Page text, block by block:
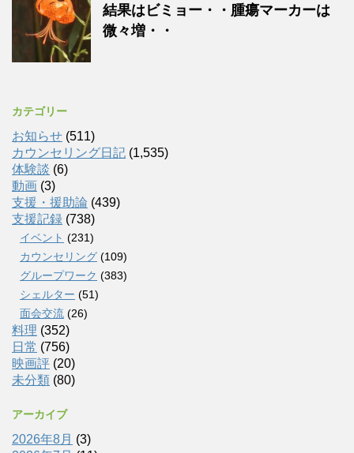
結果はビミョー・・腫瘍マーカーは
微々増・・
カテゴリー
お知らせ (511)
カウンセリング日記 (1,535)
体験談 (6)
動画 (3)
支援・援助論 (439)
支援記録 (738)
イベント (231)
カウンセリング (109)
グループワーク (383)
シェルター (51)
面会交流 (26)
料理 (352)
日常 (756)
映画評 (20)
未分類 (80)
アーカイブ
2026年8月 (3)